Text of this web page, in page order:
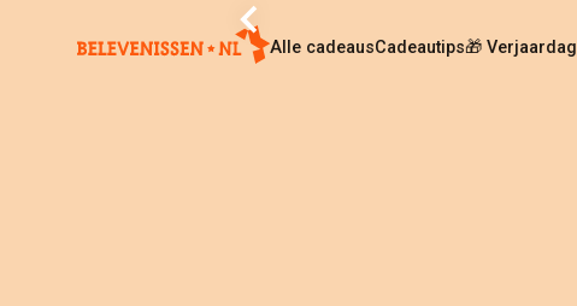
Alle cadeausCadeautips🎁 Verjaardag